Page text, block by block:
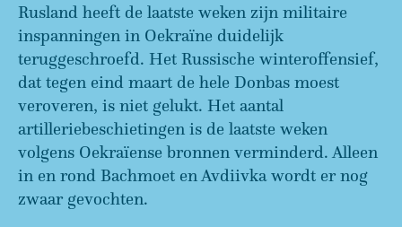
Rusland heeft de laatste weken zijn militaire
inspanningen in Oekraïne duidelijk
teruggeschroefd. Het Russische winteroffensief,
dat tegen eind maart de hele Donbas moest
veroveren, is niet gelukt. Het aantal
artilleriebeschietingen is de laatste weken
volgens Oekraïense bronnen verminderd. Alleen
in en rond Bachmoet en Avdiivka wordt er nog
zwaar gevochten.